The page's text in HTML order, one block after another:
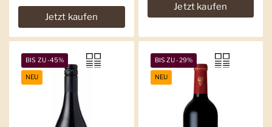
Jetzt kaufen
Jetzt kaufen
BIS ZU -45%
NEU
BIS ZU -29%
NEU